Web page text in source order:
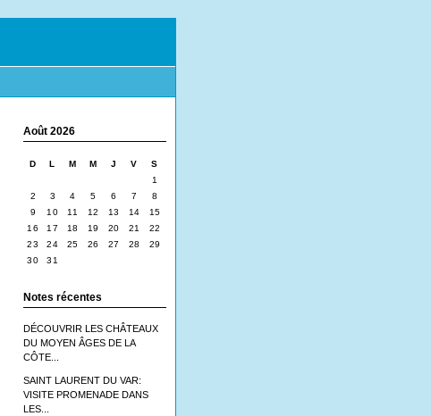
Août 2026
D L M M J V
S
1
2
3 4 5 6 7
8
9
10 11 12 13 14
15
16
17 18 19 20 21
22
23
24 25 26 27 28
29
30
31
Notes récentes
DÉCOUVRIR LES CHÂTEAUX
DU MOYEN ÂGES DE LA
CÔTE...
SAINT LAURENT DU VAR:
VISITE PROMENADE DANS
LES...